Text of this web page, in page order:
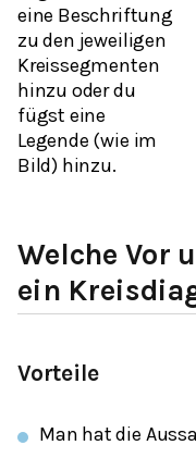
eine Beschriftung
zu den jeweiligen
Kreissegmenten
hinzu oder du
fügst eine
Legende (wie im
Bild) hinzu.
Welche Vor
ein
Vorteile
Man hat die